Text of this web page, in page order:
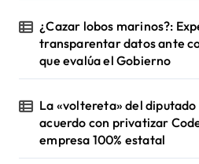
¿Cazar lobos marinos?:
transparentar datos ante
que evalúa el Gobierno
La «voltereta» del
acuerdo con privatizar
empresa 100% estatal